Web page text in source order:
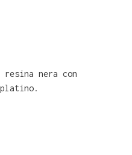
resina nera con